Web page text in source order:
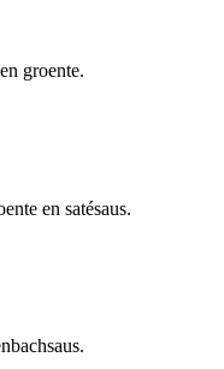
groente.
en satésaus.